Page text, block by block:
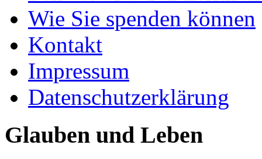
Wie Sie spenden können
Kontakt
Impressum
Datenschutzerklärung
Glauben und Leben